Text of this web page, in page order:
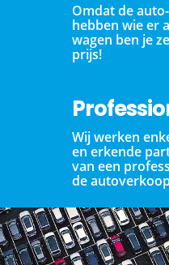
Omdat de
hebben wie er
wagen ben je
prijs!
Wij werken
en erkende
van een
de